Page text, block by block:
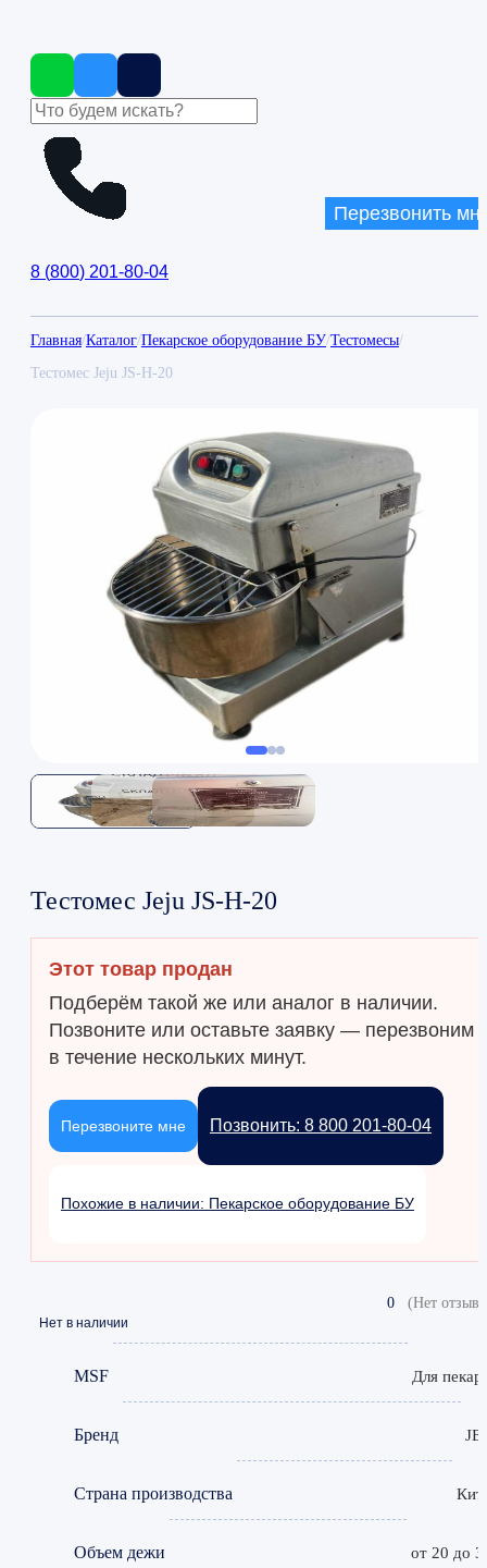
8 (800) 201-80-04
Перезвонить
Главная/Каталог/Пекарское оборудование БУ/Тестомесы/
Тестомес Jeju JS-H-20
Тестомес Jeju JS-H-20
Этот товар продан
Подберём такой же или аналог в наличии.
Позвоните или оставьте заявку — перезвоним
в течение нескольких минут.
Позвонить: 8 800 201-80-04
Перезвоните мне
Похожие в наличии: Пекарское оборудование БУ
0 (Нет
Нет в наличии
MSF Для
Бренд
Страна производства
Объем дежи от 20 до